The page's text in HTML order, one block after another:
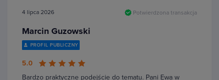
4 lipca 2026 Potwierdzona transakcja
Marcin Guzowski
PROFIL PUBLICZNY
5.0
Bardzo praktyczne podejście do tematu. Pani Ewa w